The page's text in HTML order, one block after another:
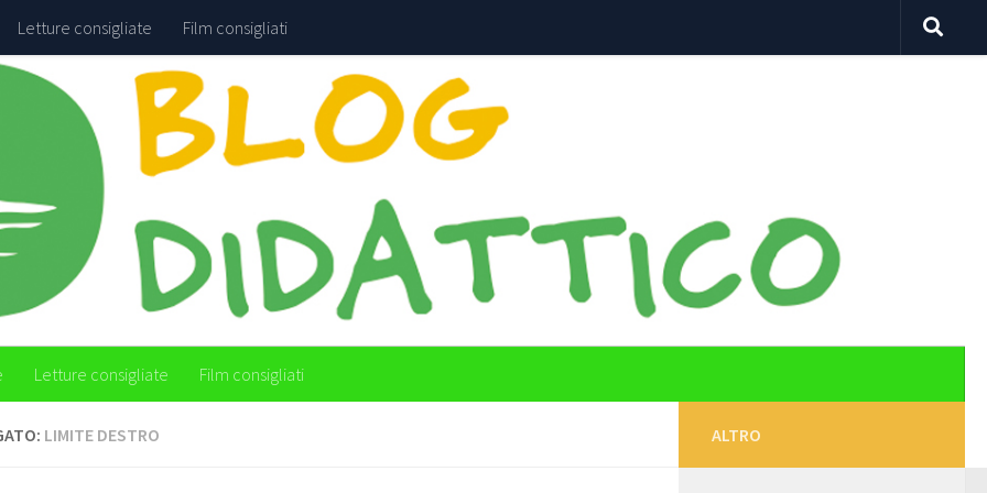
Letture consigliate Film consigliati
Letture consigliate Film consigliati
LIMITE DESTRO ALTRO